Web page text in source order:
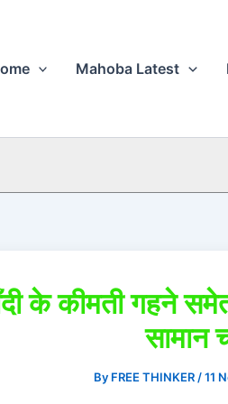
Mahoba Latest
के कीमती गहने
सामान
By FREE THINKER /11